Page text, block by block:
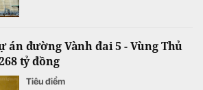
án đường Vành đai 5 - Vùng Thủ
tỷ đồng
Tiêu điểm